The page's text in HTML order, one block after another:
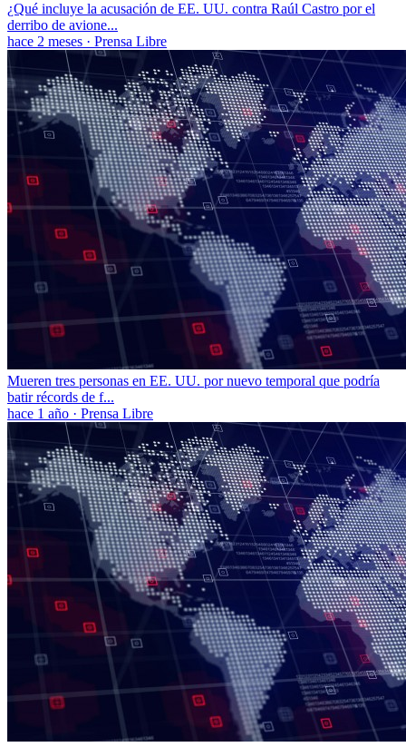
¿Qué incluye la acusación de EE. UU. contra Raúl Castro por el
derribo de avione...
hace 2 meses · Prensa Libre
Mueren tres personas en EE. UU. por nuevo temporal que podría
batir récords de f...
hace 1 año · Prensa Libre